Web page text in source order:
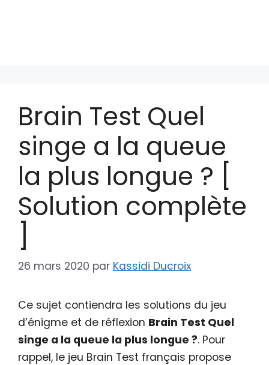
Brain Test Quel
singe a la queue
la plus longue ? [
Solution complète
26 mars 2020 par Kassidi Ducroix
Ce sujet contiendra les solutions du jeu
d’énigme et de réflexion Brain Test Quel
singe a la queue la plus longue ?. Pour
rappel, le jeu Brain Test français propose